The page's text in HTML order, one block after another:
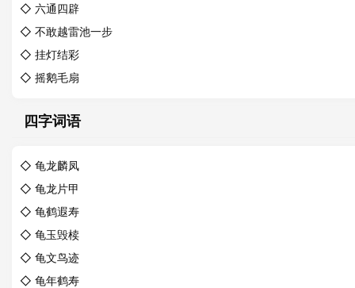
◇ 六通四辟
◇ 不敢越雷池一步
◇ 挂灯结彩
◇ 摇鹅毛扇
四字词语
◇ 龟龙麟凤
◇ 龟龙片甲
◇ 龟鹤遐寿
◇ 龟玉毁椟
◇ 龟文鸟迹
◇ 龟年鹤寿